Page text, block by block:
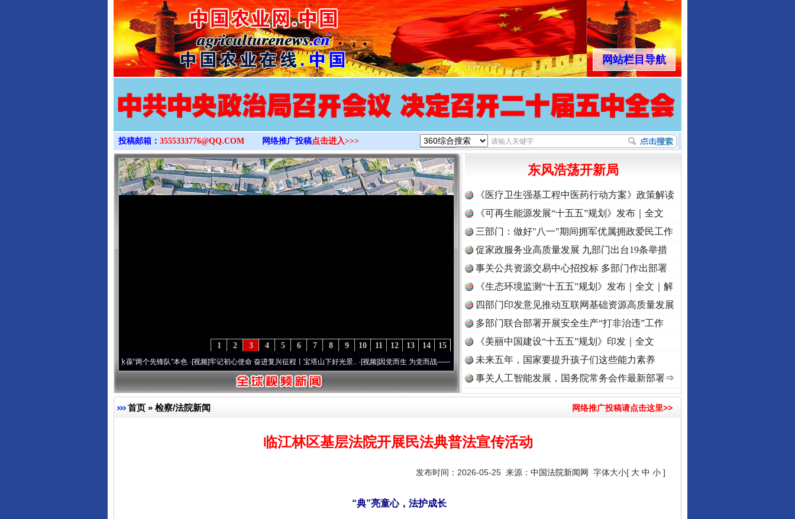
>
网站栏目导航
投稿邮箱： 3555333776@QQ.COM 网络推广投稿点击进入>>>
15
14
13
12
11
10
9
8
7
6
5
4
3
2
1
永葆“两个先锋队”本色·[视频]牢记初心使命 奋进复兴征程丨宝塔山下好光景..·[视频]因党而生 为党而战——百年“纪”事⑧加强纪律..·[视频]牢记初心使命 奋进复兴征程丨“转折之城”激荡..·[视频]
东风浩荡开新局
《医疗卫生强基工程中医药行动方案》政策解读
《可再生能源发展“十五五”规划》发布｜全文
三部门：做好"八一"期间拥军优属拥政爱民工作
促家政服务业高质量发展 九部门出台19条举措
事关公共资源交易中心招投标 多部门作出部署
《生态环境监测“十五五”规划》发布｜全文｜解
读
四部门印发意见推动互联网基础资源高质量发展
多部门联合部署开展安全生产“打非治违”工作
《美丽中国建设“十五五”规划》印发｜全文
未来五年，国家要提升孩子们这些能力素养
事关人工智能发展，国务院常务会作最新部署⇒
首页 » 检察/法院新闻 网络推广投稿请点击这里>>
临江林区基层法院开展民法典普法宣传活动
发布时间：2026-05-25 来源： 中国法院新闻网 字体大小[ 大 中 小 ]
“典”亮童心，法护成长